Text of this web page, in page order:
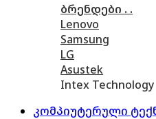
ბრენდები . .
Lenovo
Samsung
LG
Asustek
Intex Technology
კომპიუტერული